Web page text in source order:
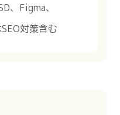
、Figma、
対策含む